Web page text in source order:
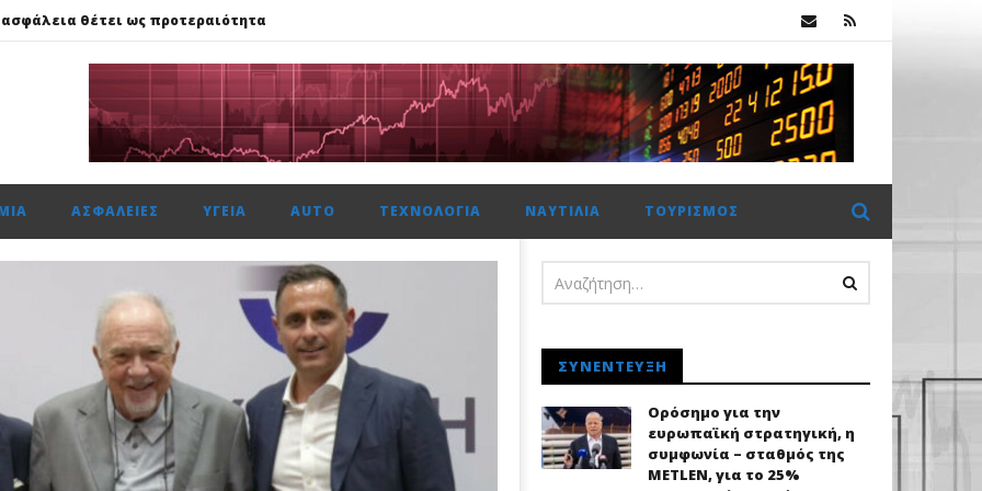
ασφάλεια θέτει ως προτεραιότητα
Αποκτά το πρώτο Παρατηρητήριο Έργων
χρονιά, στους δείκτες FTSE4Good
ασφάλεια θέτει ως προτεραιότητα
ΑΣΦΆΛΕΙΕΣ ΥΓΕΊΑ AUTO ΤΕΧΝΟΛΟΓΊΑ ΝΑΥΤΙΛΊΑ ΤΟΥΡΙΣΜΌΣ
ΣΥΝΈΝΤΕΥΞΗ
Ορόσημο για την
ευρωπαϊκή στρατηγική, η
συμφωνία – σταθμός της
METLEN, για το 25%